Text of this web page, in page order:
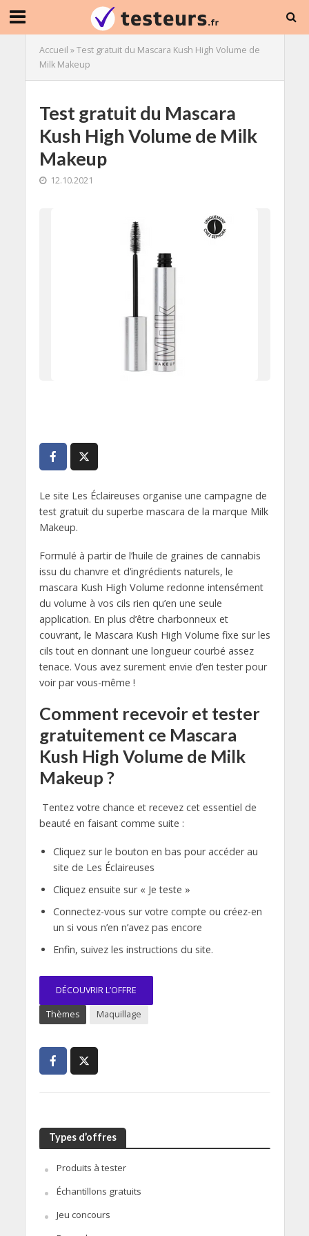
Accueil »Test gratuit du Mascara Kush High Volume de
Milk Makeup
Test gratuit du Mascara
Kush High Volume de Milk
Makeup
12.10.2021
Le site Les Éclaireuses organise une campagne de
test gratuit du superbe mascara de la marque Milk
Makeup.
Formulé à partir de l’huile de graines de cannabis
issu du chanvre et d’ingrédients naturels, le
mascara Kush High Volume redonne intensément
du volume à vos cils rien qu’en une seule
application. En plus d’être charbonneux et
couvrant, le Mascara Kush High Volume fixe sur les
cils tout en donnant une longueur courbé assez
tenace. Vous avez surement envie d’en tester pour
voir par vous-même !
Comment recevoir et tester
gratuitement ce Mascara
Kush High Volume de Milk
Makeup ?
Tentez votre chance et recevez cet essentiel de
beauté en faisant comme suite :
Cliquez sur le bouton en bas pour accéder au
site de Les Éclaireuses
Cliquez ensuite sur « Je teste »
Connectez-vous sur votre compte ou créez-en
un si vous n’en n’avez pas encore
Enfin, suivez les instructions du site.
DÉCOUVRIR L’OFFRE
Thèmes Maquillage
Types d’offres
Produits à tester
Échantillons gratuits
Jeu concours